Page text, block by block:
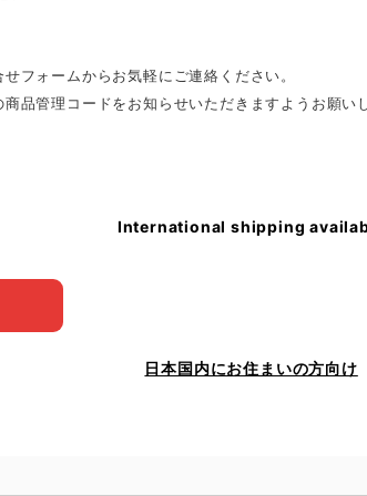
フォームからお気軽にご連絡ください。
品管理コードをお知らせいただきますようお願い
International shipping
日本国内にお住まいの方向け